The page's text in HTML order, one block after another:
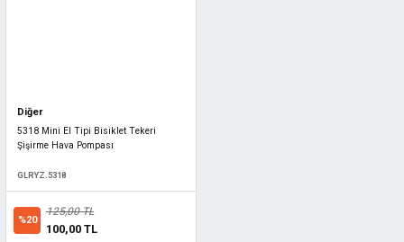
Diğer
5318 Mini El Tipi Bisiklet Tekeri
Şişirme Hava Pompası
GLRYZ.5318
%20
125,00 TL
100,00 TL